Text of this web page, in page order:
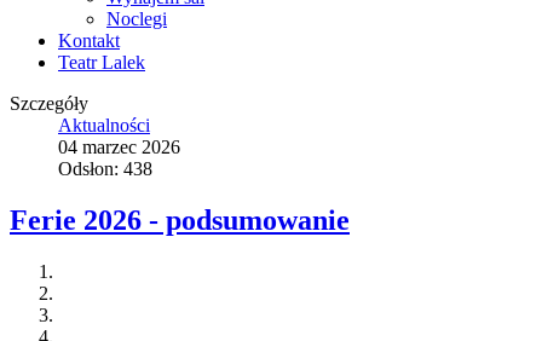
Noclegi
Kontakt
Teatr Lalek
Szczegóły
Aktualności
04 marzec 2026
Odsłon: 438
Ferie 2026 - podsumowanie